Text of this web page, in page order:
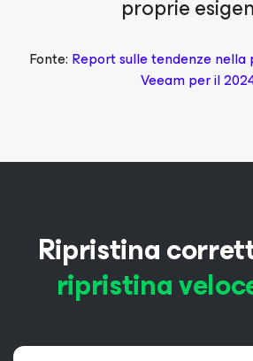
proprie
Fonte: Report sulle tendenze
Veeam per il
Ripristina
ripristina